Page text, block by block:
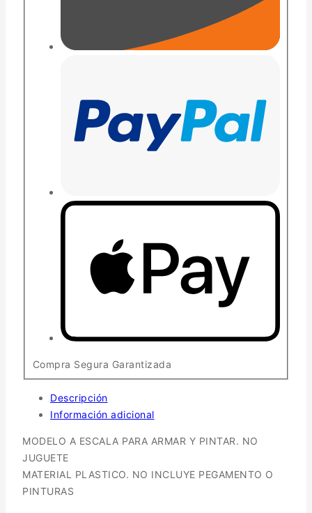
Compra Segura Garantizada
Descripción
Información adicional
MODELO A ESCALA PARA ARMAR Y PINTAR. NO
JUGUETE
MATERIAL PLASTICO. NO INCLUYE PEGAMENTO O
PINTURAS